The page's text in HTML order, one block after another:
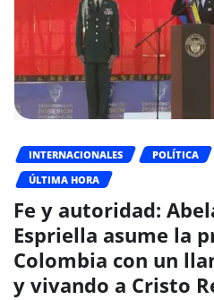
INTERNACIONALES POLÍTICA
ÚLTIMA HORA
Fe y autoridad:
Espriella asume la
Colombia con un
y vivando a Cristo